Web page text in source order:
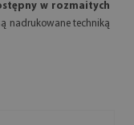
w rozmaitych
nadrukowane techniką